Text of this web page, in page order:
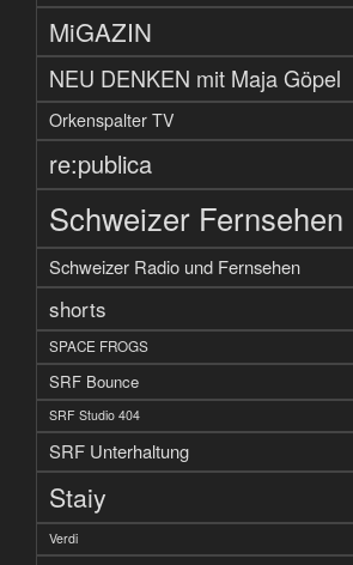
MiGAZIN
NEU DENKEN mit Maja Göpel
Orkenspalter TV
re:publica
Schweizer Fernsehen
Schweizer Radio und Fernsehen
shorts
SPACE FROGS
SRF Bounce
SRF Studio 404
SRF Unterhaltung
Staiy
Verdi